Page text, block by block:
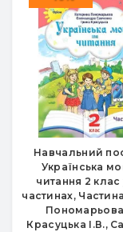
Навчальний
Українська
читання 2 клас
частинах,
Пономарьова
Красуцька І.В.,